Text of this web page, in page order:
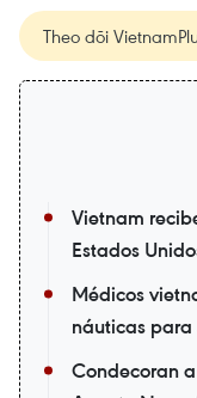
Theo dõi
Vietnam
Estados
Médicos
náuticas para
Condecoran